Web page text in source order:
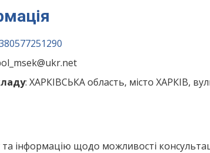
: ХАРКІВСЬКА область, місто ХАРКІВ,
інформацію щодо можливості